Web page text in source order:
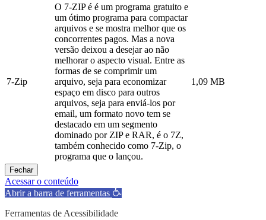
7-Zip
O 7-ZIP é é um programa gratuito e
um ótimo programa para compactar
arquivos e se mostra melhor que os
concorrentes pagos. Mas a nova
versão deixou a desejar ao não
melhorar o aspecto visual. Entre as
formas de se comprimir um
arquivo, seja para economizar
espaço em disco para outros
arquivos, seja para enviá-los por
email, um formato novo tem se
destacado em um segmento
dominado por ZIP e RAR, é o 7Z,
também conhecido como 7-Zip, o
programa que o lançou.
1,09 MB
Fechar
Acessar o conteúdo
Abrir a barra de ferramentas
Ferramentas de Acessibilidade